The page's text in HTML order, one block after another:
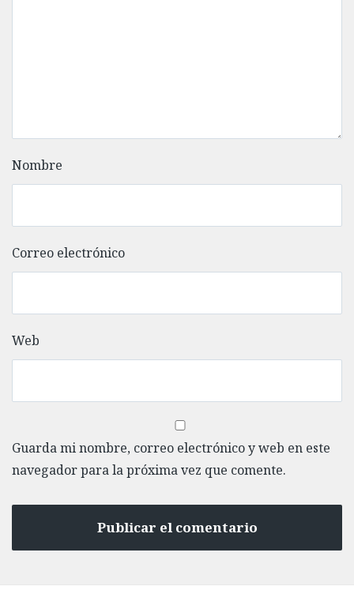
Nombre
Correo electrónico
Web
Guarda mi nombre, correo electrónico y web en este
navegador para la próxima vez que comente.